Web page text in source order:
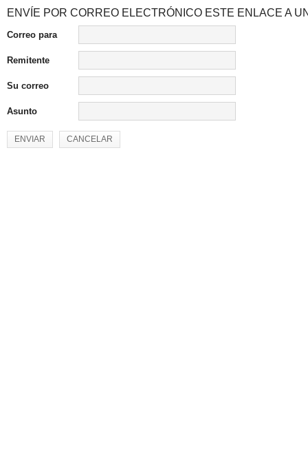
ENVÍE POR CORREO ELECTRÓNICO ESTE ENLACE A
Correo para
Remitente
Su correo
Asunto
ENVIAR CANCELAR